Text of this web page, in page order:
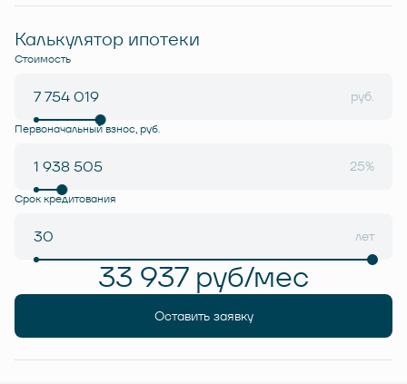
Калькулятор ипотеки
Стоимость
руб.
Первоначальный взнос, руб.
25%
Срок кредитования
лет
33 937 руб/мес
Оставить заявку